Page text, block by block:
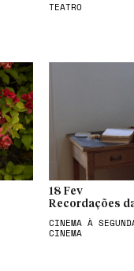
TEATRO
18 Fev
Recordações
CINEMA À
CINEMA